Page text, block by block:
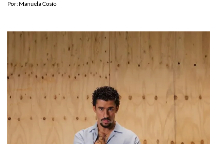
Por: Manuela Cosío